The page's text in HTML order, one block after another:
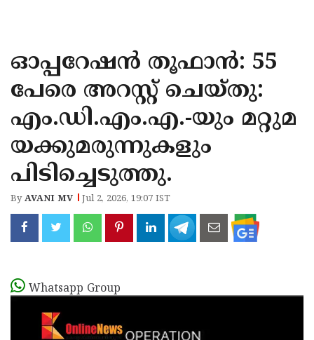
KANNUR
KASARAGOD
ഓപ്പറേഷൻ തൂഫാൻ: 55
പേരെ അറസ്റ്റ് ചെയ്തു:
എം.ഡി.എം.എ.-യും മറ്റുമ
യക്കുമരുന്നുകളും
പിടിച്ചെടുത്തു.
ByAVANI MV Jul 2, 2026, 19:07 IST
Whatsapp Group